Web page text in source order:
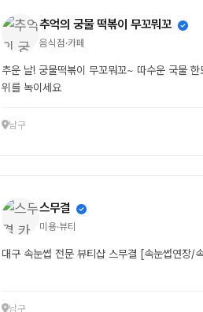
추억의 궁물 떡볶이 무꼬뭐꼬
음식점·카페
추운 날! 궁물떡볶이 무꼬뭐꼬~ 따수운 국물 한
위를 녹이세요
남구
스무결
미용·뷰티
대구 속눈썹 전문 뷰티샵 스무결 [속눈썹연장/
남구